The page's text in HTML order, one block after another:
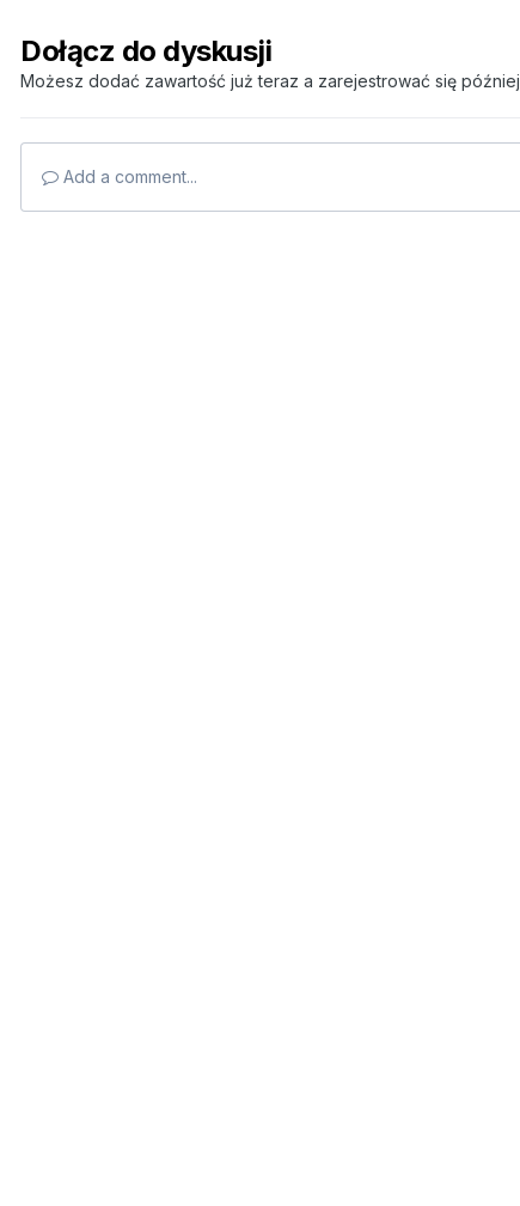
Dołącz do dyskusji
Możesz dodać zawartość już teraz a zarejestrować się
Add a comment...